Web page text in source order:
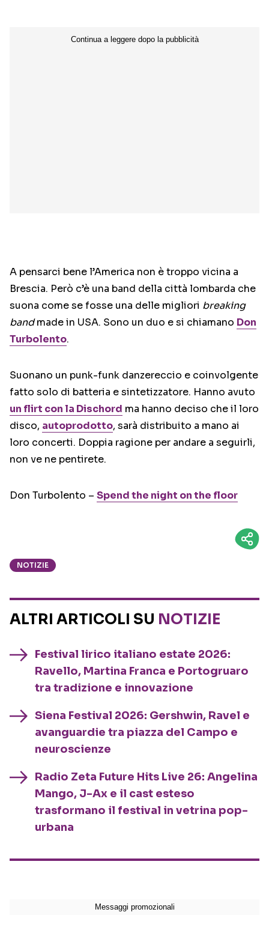
A pensarci bene l’America non è troppo vicina a
Brescia. Però c’è una band della città lombarda che
suona come se fosse una delle migliori breaking
bandmade in USA. Sono un duo e si chiamano Don
Turbolento.
Suonano un punk-funk danzereccio e coinvolgente
fatto solo di batteria e sintetizzatore. Hanno avuto
un flirt con la Dischord ma hanno deciso che il loro
disco, autoprodotto, sarà distribuito a mano ai
loro concerti. Doppia ragione per andare a seguirli,
non ve ne pentirete.
Don Turbolento – Spend the night on the floor
NOTIZIE
ALTRI ARTICOLI SU NOTIZIE
Festival lirico italiano estate 2026:
Ravello, Martina Franca e Portogruaro
tra tradizione e innovazione
Siena Festival 2026: Gershwin, Ravel e
avanguardie tra piazza del Campo e
neuroscienze
Radio Zeta Future Hits Live 26: Angelina
Mango, J-Ax e il cast esteso
trasformano il festival in vetrina pop-
urbana